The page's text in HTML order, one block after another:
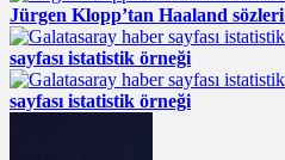
Jürgen Klopp’tan Haaland
sayfası istatistik örneği
sayfası istatistik örneği